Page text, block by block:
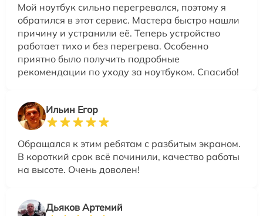
Мой ноутбук сильно перегревался, поэтому я
обратился в этот сервис. Мастера быстро нашли
причину и устранили её. Теперь устройство
работает тихо и без перегрева. Особенно
приятно было получить подробные
рекомендации по уходу за ноутбуком. Спасибо!
Ильин Егор
Обращался к этим ребятам с разбитым экраном.
В короткий срок всё починили, качество работы
на высоте. Очень доволен!
Дьяков Артемий